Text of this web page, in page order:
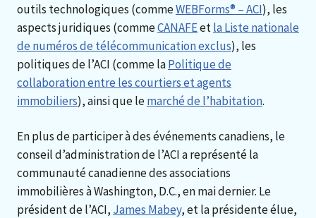
outils technologiques (commeWEBForms® – ACI), les
aspects juridiques (commeCANAFEetla Liste nationale
de numéros de télécommunication exclus), les
politiques de l’ACI (comme laPolitique de
collaboration entre les courtiers et agents
immobiliers), ainsi que lemarché de l’habitation.
En plus de participer à des événements canadiens, le
conseil d’administration de l’ACI a représenté la
communauté canadienne des associations
immobilières à Washington, D.C., en mai dernier. Le
président de l’ACI, James Mabey, et la présidente élue,